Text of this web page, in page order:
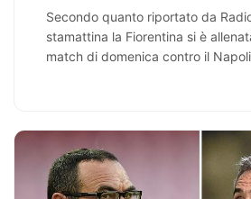
Secondo quanto riportato da
stamattina la Fiorentina si è
match di domenica contro il